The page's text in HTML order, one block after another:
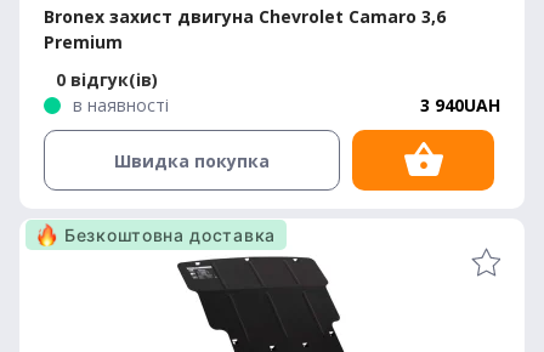
Bronex захист двигуна Chevrolet Camaro 3,6
Premium
0 відгук(ів)
в наявності
3 940UAH
Швидка покупка
Безкоштовна доставка